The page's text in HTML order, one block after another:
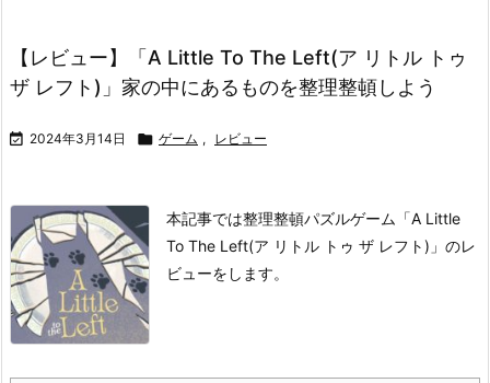
【レビュー】「A Little To The Left(ア リトル トゥ
ザ レフト)」家の中にあるものを整理整頓しよう
 2024年3月14日  ゲーム , レビュー
本記事では整理整頓パズルゲーム「A Little
To The Left(ア リトル トゥ ザ レフト)」のレ
ビューをします。